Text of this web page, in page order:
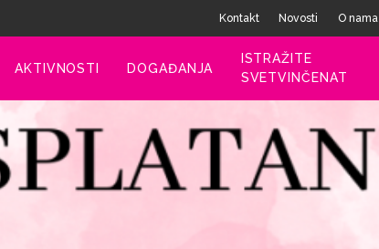
Kontakt Novosti O nama
AKTIVNOSTI DOGAĐANJA
ISTRAŽITE
SVETVINČENAT